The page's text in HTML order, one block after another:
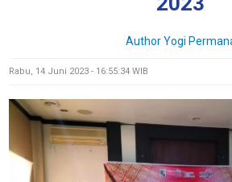
Author Yogi
Rabu, 14 Juni 2023 - 16:55:34 WIB